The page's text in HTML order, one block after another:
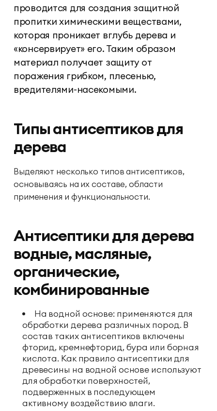
проводится для создания защитной
пропитки химическими веществами,
которая проникает вглубь дерева и
«консервирует» его. Таким образом
материал получает защиту от
поражения грибком, плесенью,
вредителями-насекомыми.
Типы антисептиков для
дерева
Выделяют несколько типов антисептиков,
основываясь на их составе, области
применения и функциональности.
Антисептики для дерева
водные, масляные,
органические,
комбинированные
На водной основе: применяются для
обработки дерева различных пород. В
состав таких антисептиков включены
фторид, кремнефторид, бура или борная
кислота. Как правило антисептики для
древесины на водной основе используют
для обработки поверхностей,
подверженных в последующем
активному воздействию влаги.